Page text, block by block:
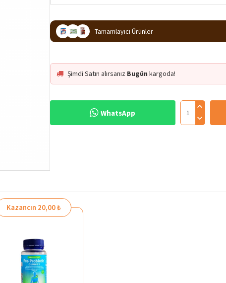
Tamamlayıcı Ürünler
Şimdi Satın alırsanız Bugün kargoda!
WhatsApp
Kazancın 20,00 ₺